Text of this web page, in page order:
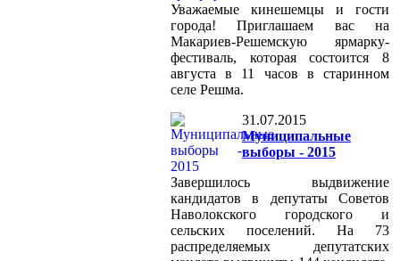
Уважаемые кинешемцы и гости
города! Приглашаем вас на
Макариев-Решемскую ярмарку-
фестиваль, которая состоится 8
августа в 11 часов в старинном
селе Решма.
31.07.2015
Муниципальные
выборы - 2015
Завершилось выдвижение
кандидатов в депутаты Советов
Наволокского городского и
сельских поселений. На 73
распределяемых депутатских